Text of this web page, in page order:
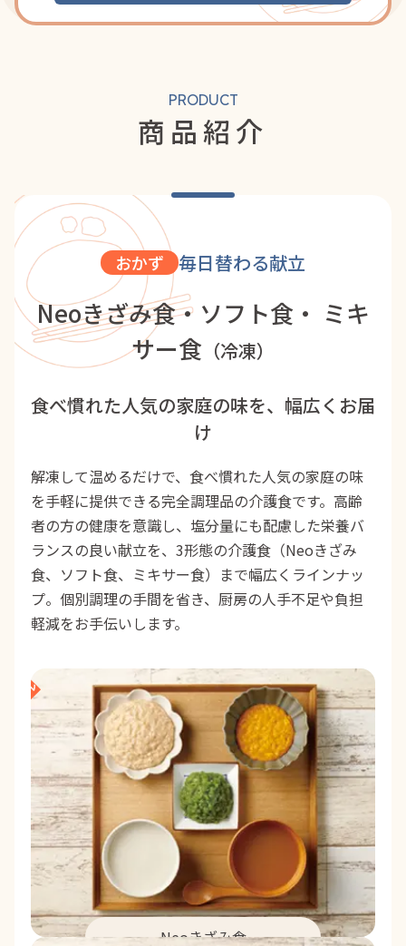
PRODUCT
商品紹介
おかず 毎日替わる献立
Neoきざみ食・ソフト食・ ミキ
サー食 （冷凍）
食べ慣れた人気の家庭の味を、幅広くお届
け
解凍して温めるだけで、食べ慣れた人気の家庭の味
を手軽に提供できる完全調理品の介護食です。高齢
者の方の健康を意識し、塩分量にも配慮した栄養バ
ランスの良い献立を、3形態の介護食（Neoきざみ
食、ソフト食、ミキサー食）まで幅広くラインナッ
プ。個別調理の手間を省き、厨房の人手不足や負担
軽減をお手伝いします。
Neoきざみ食